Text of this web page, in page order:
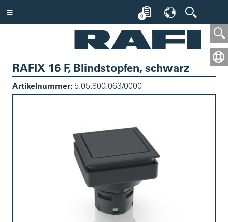
0
RAFIX 16 F, Blindstopfen, schwarz
Artikelnummer: 5.05.800.063/0000